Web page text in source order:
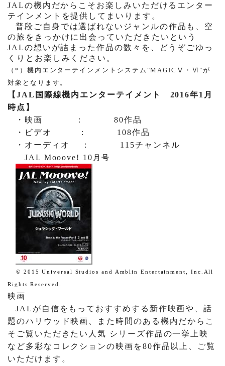
JALの機内だからこそお楽しみいただけるエンター
テインメントを提供してまいります。
普段ご自身では選ばれないジャンルの作品も、空
の旅をきっかけに出会っていただきたいという
JALの想いが詰まった作品の数々を、どうぞごゆっ
くりとお楽しみください。
（ * ） 機内エンターテインメントシステム "MAGIC Ⅴ ・ Ⅵ "が
対象となります。
【 JAL 国際線機内エンターテイメント 2016年1 月
時点】
・映画
： 80作品
・ビデオ
： 108作品
・オーディオ
： 115チャンネル
JAL Mooove! 10 月号
© 2015 Universal Studios and Amblin Entertainment, Inc. All
Rights Reserved.
映画
JAL が自信をもっておすすめする新作映画や、話
題のハリウッド 映画、また時間のある機内だからこ
そご覧いただきたい人気 シリーズ作品の一挙上映
など多彩なコレクションの映画を80作品以上、ご覧
いただけます。